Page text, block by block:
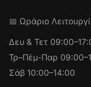
📅 Ωράριο
Δευ & Τετ
Τρ–Πέμ-Παρ
Σάβ 10:00–14:00